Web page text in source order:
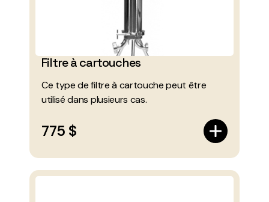
Filtre à cartouches
Ce type de filtre à cartouche peut être
utilisé dans plusieurs cas.
775 $